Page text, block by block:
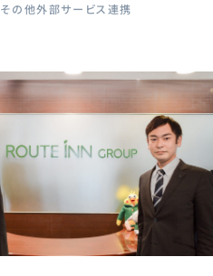
その他外部サービス連携